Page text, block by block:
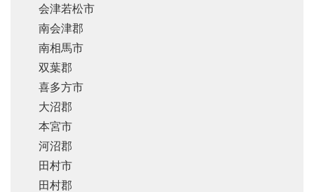
会津若松市
南会津郡
南相馬市
双葉郡
喜多方市
大沼郡
本宮市
河沼郡
田村市
田村郡